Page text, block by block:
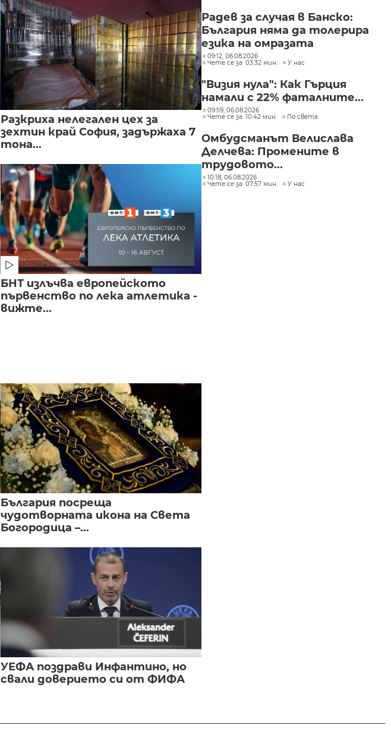
Разкриха нелегален цех за
зехтин край София, задържаха 7
тона...
БНТ излъчва европейското
първенство по лека атлетика -
вижте...
България посреща
чудотворната икона на Света
Богородица –...
УЕФА поздрави Инфантино, но
свали доверието си от ФИФА
Радев за случая в Банско:
България няма да толерира
езика на омразата
09:12, 06.08.2026
Чете се за: 03:32 мин.
У нас
"Визия нула": Как Гърция
намали с 22% фаталните...
09:59, 06.08.2026
Чете се за: 10:42 мин.
По света
Омбудсманът Велислава
Делчева: Промените в
трудовото...
10:18, 06.08.2026
Чете се за: 07:57 мин.
У нас